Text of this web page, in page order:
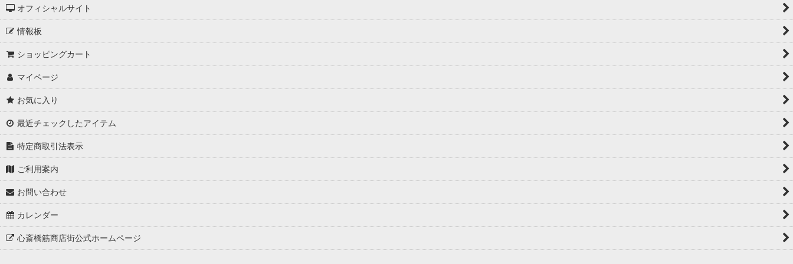
オフィシャルサイト
情報板
ショッピングカート
マイページ
お気に入り
最近チェックしたアイテム
特定商取引法表示
ご利用案内
お問い合わせ
カレンダー
心斎橋筋商店街公式ホームページ